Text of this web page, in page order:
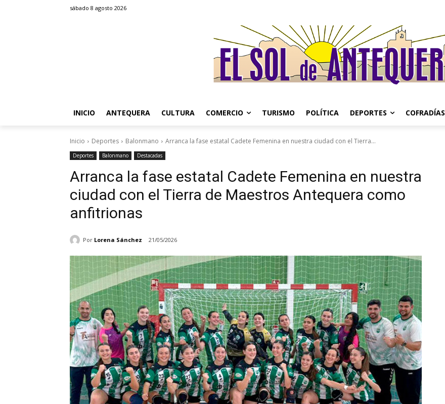
sábado 8 agosto 2026
INICIO ANTEQUERA CULTURA COMERCIO TURISMO POLÍTICA DEPORTES COFRADÍAS
Inicio Deportes Balonmano Arranca la fase estatal Cadete Femenina en nuestra ciudad con el Tierra...
Deportes Balonmano Destacadas
Arranca la fase estatal Cadete Femenina en nuestra
ciudad con el Tierra de Maestros Antequera como
anfitrionas
Por Lorena Sánchez 21/05/2026